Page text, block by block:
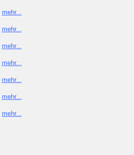
mehr...
mehr...
mehr...
mehr...
mehr...
mehr...
mehr...